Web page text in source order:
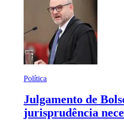
Política
Julgamento de
jurisprudência